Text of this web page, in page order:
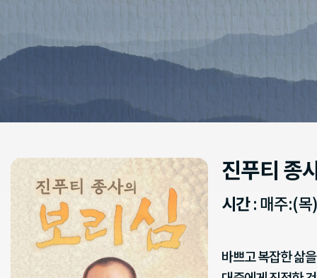
진푸티 종
시간: 매주:(
바쁘고 복잡한 삶